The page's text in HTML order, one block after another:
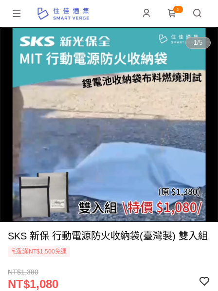
0
1/5
SKS 新保 行動電源防火收納袋(臺灣製) 雙入組
宅配滿NT$1,500免運
NT$1,380
NT$1,080